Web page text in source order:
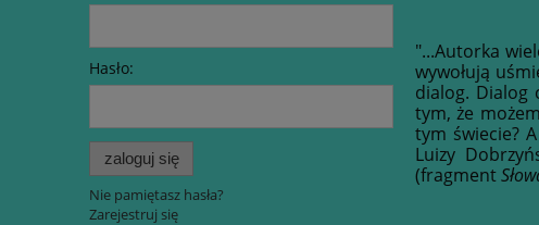
Hasło:
zaloguj się
Nie pamiętasz hasła?
Zarejestruj się
"...Autorka
wywołują
dialog. Dialog
tym, że
tym świecie?
Luizy
(fragment